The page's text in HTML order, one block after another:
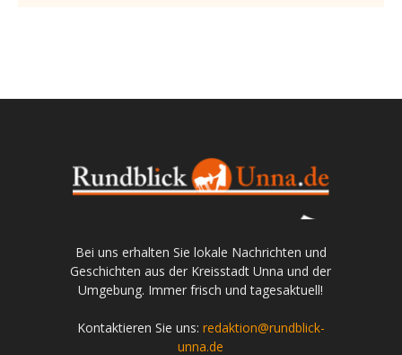
Bei uns erhalten Sie lokale Nachrichten und
Geschichten aus der Kreisstadt Unna und der
Umgebung. Immer frisch und tagesaktuell!
Kontaktieren Sie uns: redaktion@rundblick-
unna.de